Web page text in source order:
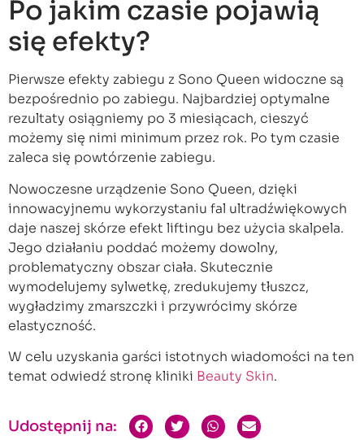
Po jakim czasie pojawią
się efekty?
Pierwsze efekty zabiegu z Sono Queen widoczne są
bezpośrednio po zabiegu. Najbardziej optymalne
rezultaty osiągniemy po 3 miesiącach, cieszyć
możemy się nimi minimum przez rok. Po tym czasie
zaleca się powtórzenie zabiegu.
Nowoczesne urządzenie Sono Queen, dzięki
innowacyjnemu wykorzystaniu fal ultradźwiękowych
daje naszej skórze efekt liftingu bez użycia skalpela.
Jego działaniu poddać możemy dowolny,
problematyczny obszar ciała. Skutecznie
wymodelujemy sylwetkę, zredukujemy tłuszcz,
wygładzimy zmarszczki i przywrócimy skórze
elastyczność.
W celu uzyskania garści istotnych wiadomości na ten
temat odwiedź stronę kliniki Beauty Skin.
Udostępnij na: